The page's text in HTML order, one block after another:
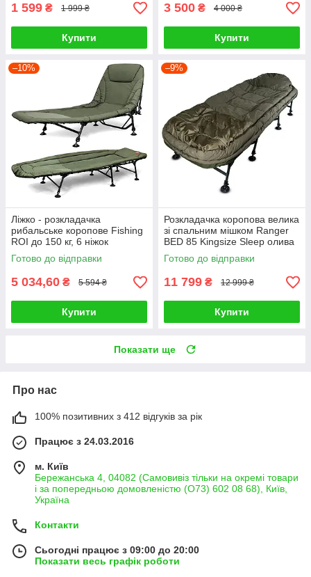
1 599 ₴ 1 999 ₴
Купити
3 500 ₴ 4 000 ₴
Купити
–10%
Ліжко - розкладачка
рибальське коропове Fishing
ROI до 150 кг, 6 ніжок
Готово до відправки
5 034,60 ₴ 5 594 ₴
Купити
–9%
Розкладачка коропова велика
зі спальним мішком Ranger
BED 85 Kingsize Sleep олива
Готово до відправки
11 799 ₴ 12 999 ₴
Купити
Показати ще
Про нас
100% позитивних з 412 відгуків за рік
Працює з 24.03.2016
м. Київ
Бережанська 4, 04082 (Самовивіз тільки на окремі товари
і за попередньою домовленістю (О73) 602 08 68), Київ,
Україна
Контакти
Сьогодні працює з 09:00 до 20:00
Показати весь графік роботи